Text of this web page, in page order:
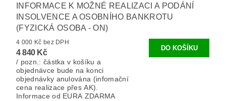
INFORMACE K MOŽNÉ REALIZACI A PODÁNÍ
INSOLVENCE A OSOBNÍHO BANKROTU
(FYZICKÁ OSOBA - ON)
4 000 Kč bez DPH
4 840 Kč
/ pozn.: částka v košíku a
objednávce bude na konci
objednávky anulována (infomační
cena realizace přes AK).
Informace od EURA ZDARMA